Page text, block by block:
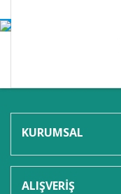
KURUMSAL
ALIŞVERİŞ